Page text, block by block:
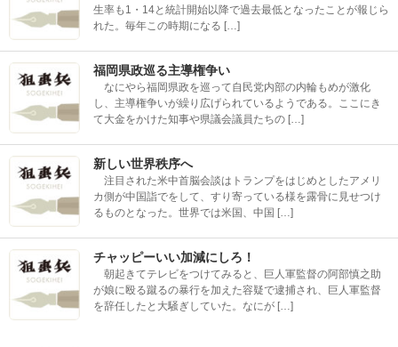
生率も1・14と統計開始以降で過去最低となったことが報じら
れた。毎年この時期になる […]
福岡県政巡る主導権争い
なにやら福岡県政を巡って自民党内部の内輪もめが激化
し、主導権争いが繰り広げられているようである。ここにき
て大金をかけた知事や県議会議員たちの […]
新しい世界秩序へ
注目された米中首脳会談はトランプをはじめとしたアメリ
カ側が中国詣でをして、すり寄っている様を露骨に見せつけ
るものとなった。世界では米国、中国 […]
チャッピーいい加減にしろ！
朝起きてテレビをつけてみると、巨人軍監督の阿部慎之助
が娘に殴る蹴るの暴行を加えた容疑で逮捕され、巨人軍監督
を辞任したと大騒ぎしていた。なにが […]